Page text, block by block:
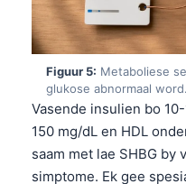
Figuur 5: Metaboliese
glukose abnormaal word.
Vasende insulien bo
150 mg/dL en HDL
saam met lae SHBG by
simptome. Ek gee